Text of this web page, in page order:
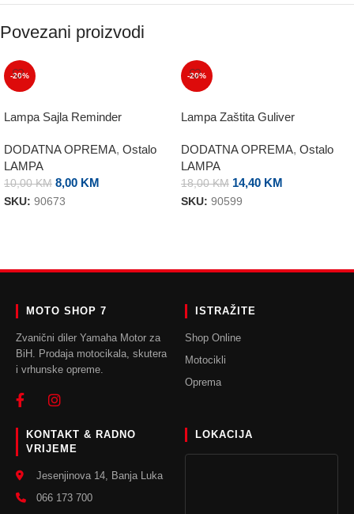
Povezani proizvodi
-20%
Lampa Sajla Reminder
DODATNA OPREMA, Ostalo
LAMPA
10,00KM 8,00 KM
SKU: 90673
-20%
Lampa Zaštita Guliver
DODATNA OPREMA, Ostalo
LAMPA
18,00KM 14,40 KM
SKU: 90599
MOTO SHOP 7
Zvanični diler Yamaha Motor za
BiH. Prodaja motocikala, skutera
i vrhunske opreme.
ISTRAŽITE
Shop Online
Motocikli
Oprema
KONTAKT & RADNO
VRIJEME
Jesenjinova 14, Banja Luka
066 173 700
LOKACIJA